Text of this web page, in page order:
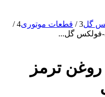
گل3
/ قطعات موتوری4
/
فولکس گل...
ترمز